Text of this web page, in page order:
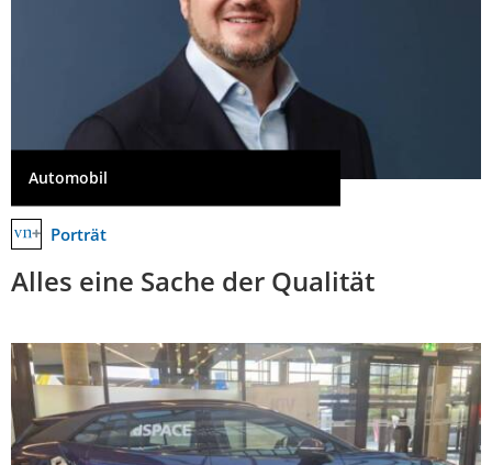
Automobil
Porträt
Alles eine Sache der Qualität